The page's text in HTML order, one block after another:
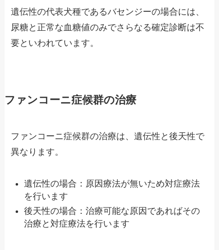
遺伝性の代表犬種であるバセンジーの場合には、
尿糖と正常な血糖値のみでさらなる確定診断は不
要といわれています。
ファンコーニ症候群の治療
ファンコーニ症候群の治療は、遺伝性と後天性で
異なります。
遺伝性の場合：原因療法が無いため対症療法
を行います
後天性の場合：治療可能な原因であればその
治療と対症療法を行います